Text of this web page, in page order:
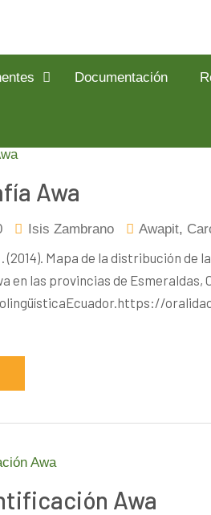
Documentación
Awa
Isis Zambrano Awapit,
(2014). Mapa de la distribución de
en las provincias de
Awa